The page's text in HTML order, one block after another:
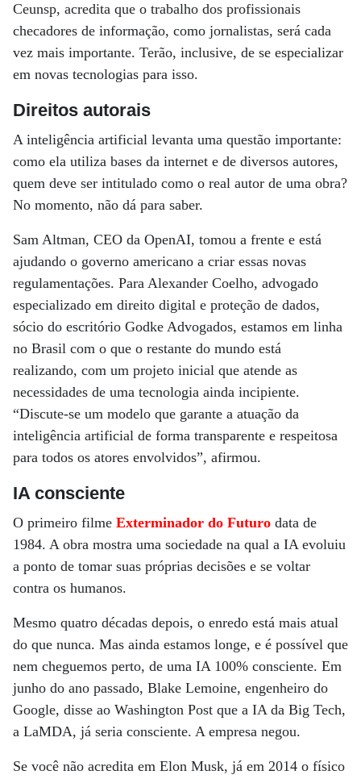
Ceunsp, acredita que o trabalho dos profissionais
checadores de informação, como jornalistas, será cada
vez mais importante. Terão, inclusive, de se especializar
em novas tecnologias para isso.
Direitos autorais
A inteligência artificial levanta uma questão importante:
como ela utiliza bases da internet e de diversos autores,
quem deve ser intitulado como o real autor de uma obra?
No momento, não dá para saber.
Sam Altman, CEO da OpenAI, tomou a frente e está
ajudando o governo americano a criar essas novas
regulamentações. Para Alexander Coelho, advogado
especializado em direito digital e proteção de dados,
sócio do escritório Godke Advogados, estamos em linha
no Brasil com o que o restante do mundo está
realizando, com um projeto inicial que atende as
necessidades de uma tecnologia ainda incipiente.
“Discute-se um modelo que garante a atuação da
inteligência artificial de forma transparente e respeitosa
para todos os atores envolvidos”, afirmou.
IA consciente
O primeiro filme Exterminador do Futuro data de
1984. A obra mostra uma sociedade na qual a IA evoluiu
a ponto de tomar suas próprias decisões e se voltar
contra os humanos.
Mesmo quatro décadas depois, o enredo está mais atual
do que nunca. Mas ainda estamos longe, e é possível que
nem cheguemos perto, de uma IA 100% consciente. Em
junho do ano passado, Blake Lemoine, engenheiro do
Google, disse ao Washington Post que a IA da Big Tech,
a LaMDA, já seria consciente. A empresa negou.
Se você não acredita em Elon Musk, já em 2014 o físico